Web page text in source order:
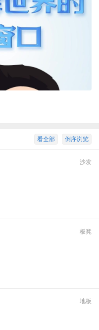
倒序浏览
看全部
沙发
板凳
地板